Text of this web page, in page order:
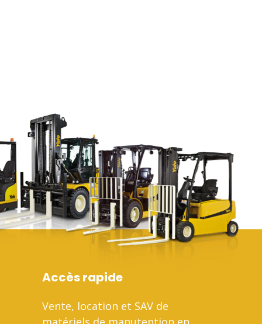
Accès rapide
Vente, location et SAV de